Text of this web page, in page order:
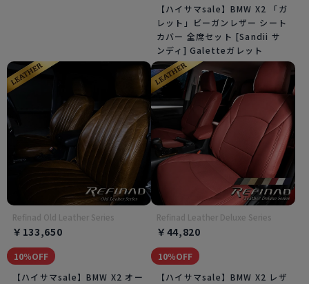
【ハイサマsale】BMW X2 「ガ
レット」ビーガンレザー シート
カバー 全席セット [Sandii サ
ンディ] Galetteガレット
Refinad Old Leather Series
￥133,650
10％OFF
【ハイサマsale】BMW X2 オー
Refinad Leather Deluxe Series
￥44,820
10％OFF
【ハイサマsale】BMW X2 レザ